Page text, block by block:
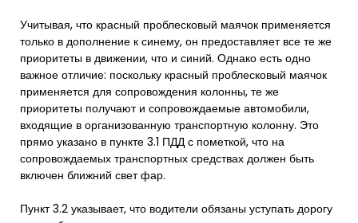
Учитывая, что красный проблесковый маячок применяется
только в дополнение к синему, он предоставляет все те же
приоритеты в движении, что и синий. Однако есть одно
важное отличие: поскольку красный проблесковый маячок
применяется для сопровождения колонны, те же
приоритеты получают и сопровождаемые автомобили,
входящие в организованную транспортную колонну. Это
прямо указано в пункте 3.1 ПДД с пометкой, что на
сопровождаемых транспортных средствах должен быть
включен ближний свет фар.
Пункт 3.2 указывает, что водители обязаны уступать дорогу